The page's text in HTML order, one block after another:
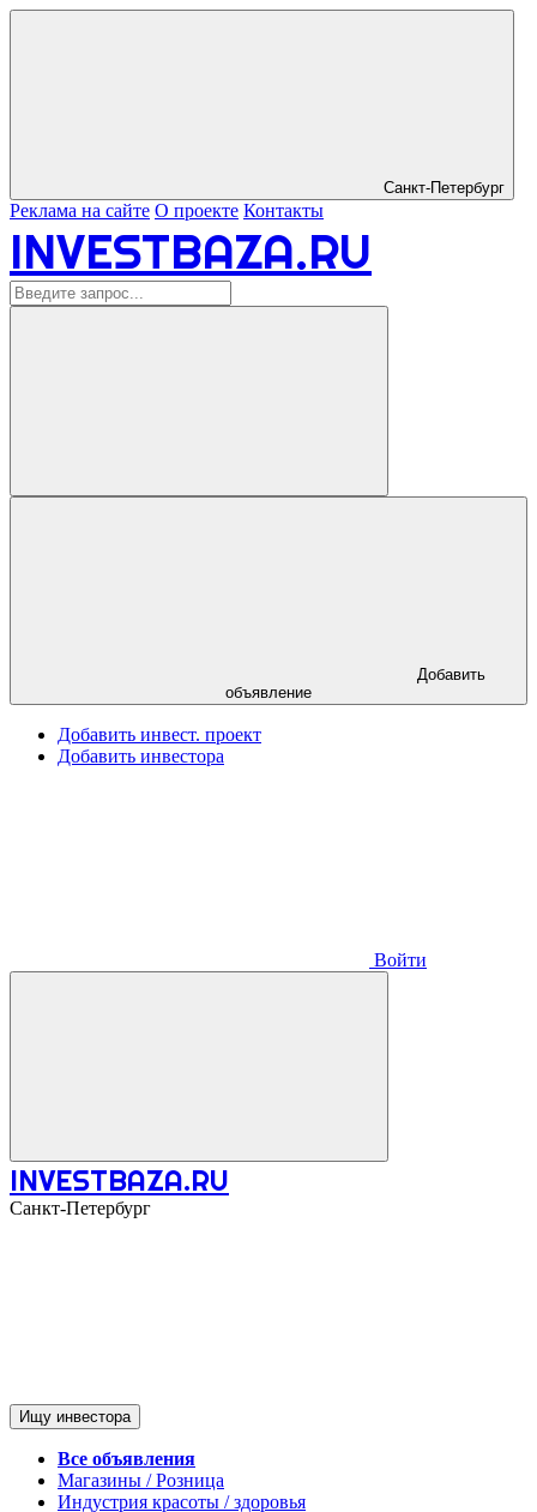
Санкт-Петербург
Реклама на сайте О проекте Контакты
INVESTBAZA.RU
объявление
Добавить инвест. проект
Добавить инвестора
Войти
INVESTBAZA.RU
Санкт-Петербург
Ищу инвестора
Все объявления
Магазины / Розница
Индустрия красоты / здоровья